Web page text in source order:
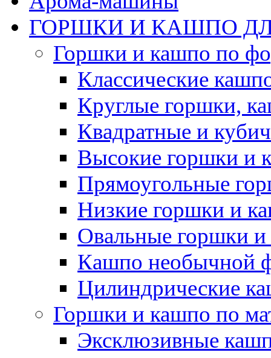
ГОРШКИ И КАШПО
Горшки и кашпо по
Классические
Круглые горшки,
Квадратные и
Высокие горшки и
Прямоугольные
Низкие горшки и
Овальные горшки
Кашпо необычной
Цилиндрические
Горшки и кашпо по
Эксклюзивные